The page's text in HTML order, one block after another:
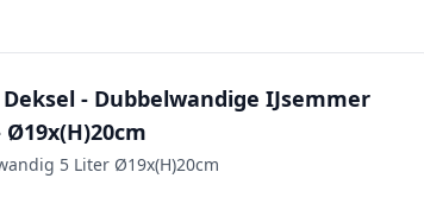
- Dubbelwandige IJsemmer
5 Liter Ø19x(H)20cm